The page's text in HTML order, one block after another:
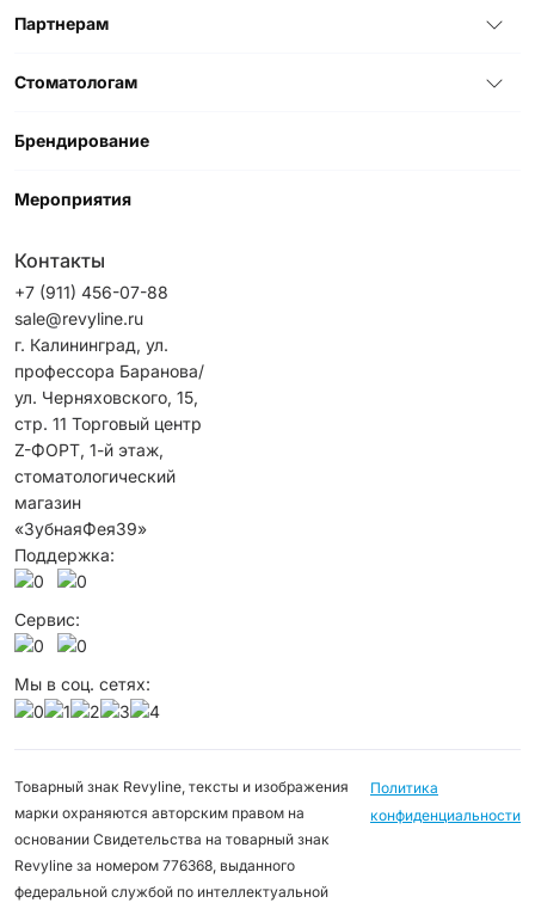
Партнерам
Стоматологам
Брендирование
Мероприятия
Контакты
+7 (911) 456-07-88
sale@revyline.ru
г. Калининград, ул.
профессора Баранова/
ул. Черняховского, 15,
стр. 1​1 ​Торговый центр
Z-ФОРТ, 1-й этаж,
стоматологический
магазин
«ЗубнаяФея39»
Поддержка:
Сервис:
Мы в соц. сетях:
Товарный знак Revyline, тексты и изображения
марки охраняются авторским правом на
основании Свидетельства на товарный знак
Revyline за номером 776368, выданного
федеральной службой по интеллектуальной
Политика
конфиденциальности